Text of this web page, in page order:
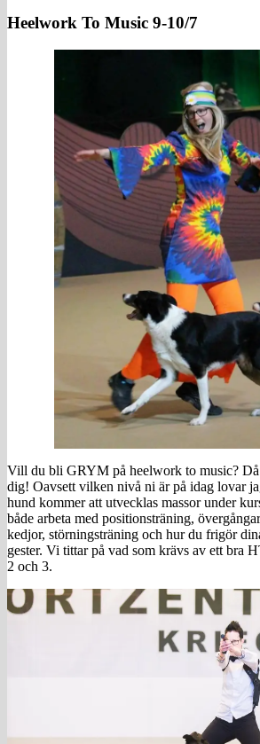
Heelwork To Music 9-10/7
Vill du bli GRYM på heelwork to music? Då
dig! Oavsett vilken nivå ni är på idag lovar
hund kommer att utvecklas massor under
både arbeta med positionsträning,
kedjor, störningsträning och hur du frigör
gester. Vi tittar på vad som krävs av ett bra
2 och 3.